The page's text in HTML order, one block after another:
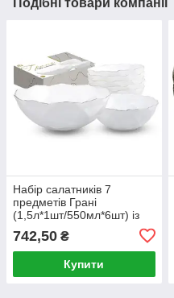
Подібні товари компанії
Набір салатників 7
предметів Грані
(1,5л*1шт/550мл*6шт) із
золотим кантом 30098-07
S&T
742,50 ₴
Купити